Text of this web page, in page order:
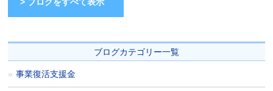
ブログカテゴリー一覧
事業復活支援金